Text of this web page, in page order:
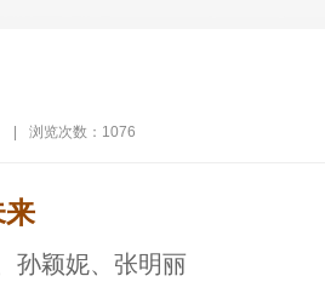
浏览次数： 1076
来
孙颖妮、张明丽